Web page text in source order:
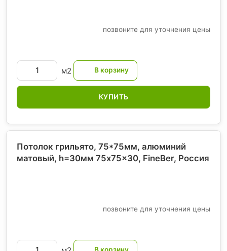
позвоните для уточнения цены
м2
КУПИТЬ
Потолок грильято, 75*75мм, алюминий
матовый, h=30мм 75x75x30, FineBer, Россия
позвоните для уточнения цены